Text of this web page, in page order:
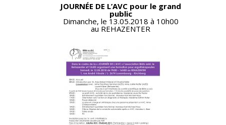
JOURNÉE DE L’AVC pour le grand
public
Dimanche, le 13.05.2018 à 10h00
au REHAZENTER